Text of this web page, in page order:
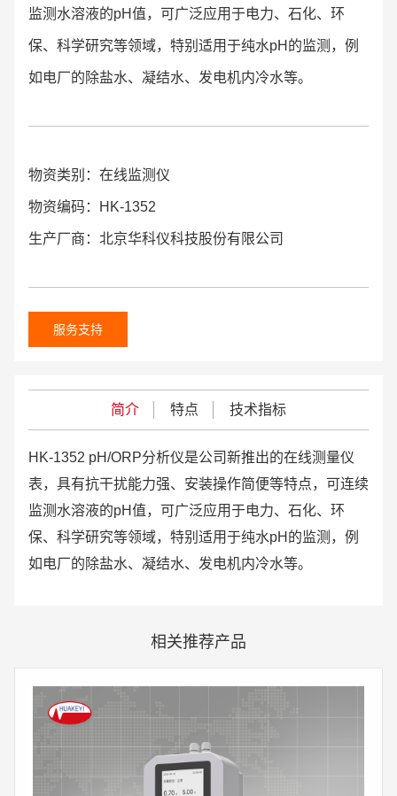
监测水溶液的pH值，可广泛应用于电力、石化、环
保、科学研究等领域，特别适用于纯水pH的监测，例
如电厂的除盐水、凝结水、发电机内冷水等。
物资类别：在线监测仪
物资编码：HK-1352
生产厂商：北京华科仪科技股份有限公司
服务支持
简介 特点 技术指标
HK-1352 pH/ORP分析仪是公司新推出的在线测量仪
表，具有抗干扰能力强、安装操作简便等特点，可连续
监测水溶液的pH值，可广泛应用于电力、石化、环
保、科学研究等领域，特别适用于纯水pH 的监测，例
如电厂的除盐水、凝结水、发电机内冷水等。
相关推荐产品